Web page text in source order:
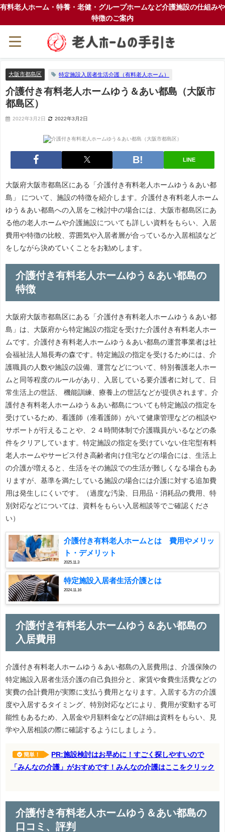
有料老人ホーム・特養・老健・グループホームなど介護施設の仕組みや
特徴のご案内
大阪市都島区 特定施設入居者生活介護（有料老人ホーム）
介護付き有料老人ホームゆう＆あい都島（大阪市
都島区）
2022年3月2日 2022年3月2日
LINE
大阪府大阪市都島区にある「介護付き有料老人ホームゆう＆あい都
島」 について、施設の特徴を紹介します。介護付き有料老人ホーム
ゆう＆あい都島への入居をご検討中の場合には、大阪市都島区にあ
る他の老人ホームや介護施設についても詳しい資料をもらい、入居
費用や特徴の比較、雰囲気や入居者層が合っているか入居相談など
をしながら決めていくことをお勧めします。
介護付き有料老人ホームゆう＆あい都島の
特徴
大阪府大阪市都島区にある「介護付き有料老人ホームゆう＆あい都
島」は、大阪府から特定施設の指定を受けた介護付き有料老人ホー
ムです。介護付き有料老人ホームゆう＆あい都島の運営事業者は社
会福祉法人旭長寿の森です。特定施設の指定を受けるためには、介
護職員の人数や施設の設備、運営などについて、特別養護老人ホー
ムと同等程度のルールがあり、入居している要介護者に対して、日
常生活上の世話、 機能訓練、療養上の世話などが提供されます。介
護付き有料老人ホームゆう＆あい都島についても特定施設の指定を
受けているため、看護師（准看護師）がいて健康管理などの相談や
サポートが行えることや、２４時間体制で介護職員がいるなどの条
件をクリアしています。特定施設の指定を受けていない住宅型有料
老人ホームやサービス付き高齢者向け住宅などの場合には、生活上
の介護が増えると、生活をその施設での生活が難しくなる場合もあ
りますが、基準を満たしている施設の場合には介護に対する追加費
用は発生しにくいです。（過度な汚染、日用品・消耗品の費用、特
別対応などについては、資料をもらい入居相談等でご確認くださ
い）
介護付き有料老人ホームとは 費用やメリッ
ト・デメリット
2025.11.3
特定施設入居者生活介護とは
2024.11.16
介護付き有料老人ホームゆう＆あい都島の
入居費用
介護付き有料老人ホームゆう＆あい都島の入居費用は、介護保険の
特定施設入居者生活介護の自己負担分と、家賃や食費生活費などの
実費の合計費用が実際に支払う費用となります。入居する方の介護
度や入居するタイミング、特別対応などにより、費用が変動する可
能性もあるため、入居金や月額料金などの詳細は資料をもらい、見
学や入居相談の際に確認するようにしましょう。
簡単！
PR:施設検討はお早めに！すごく探しやすいので
「みんなの介護」がおすめです！みんなの介護はここをクリック
介護付き有料老人ホームゆう＆あい都島の
口コミ、評判